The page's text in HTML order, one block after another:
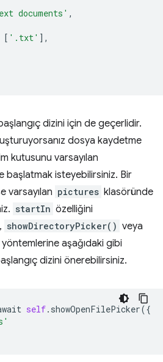
documents' ,
[ '.txt' ],
dizini için de geçerlidir.
dosya kaydetme
kutusunu varsayılan
başlatmak isteyebilirsiniz. Bir
varsayılan pictures klasöründe
startIn özelliğini
, showDirectoryPicker() veya
yöntemlerine aşağıdaki gibi
dizini önerebilirsiniz.
self. showOpenFilePicker({